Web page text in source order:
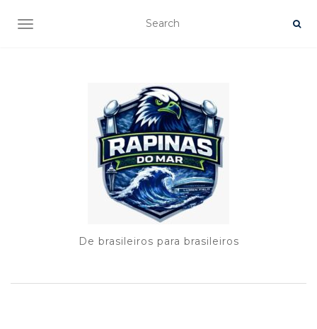
TOGGLE NAVIGATION
De brasileiros para brasileiros